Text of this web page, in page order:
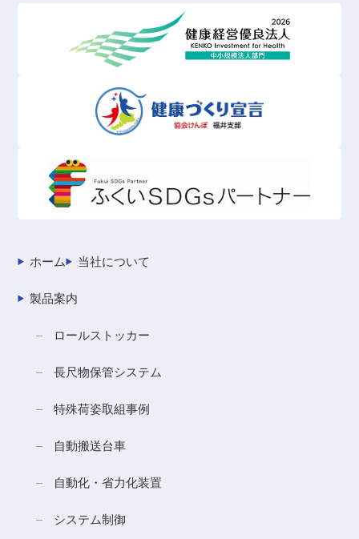
ホーム 当社について
製品案内
ロールストッカー
長尺物保管システム
特殊荷姿取組事例
自動搬送台車
自動化・省力化装置
システム制御